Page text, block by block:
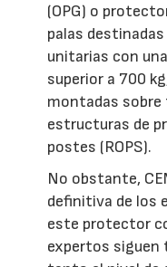
(OPG) o
palas
unitarias con
superior a 700
montadas
estructuras de
postes (ROPS).
No obstante,
definitiva de los
este protector
expertos siguen